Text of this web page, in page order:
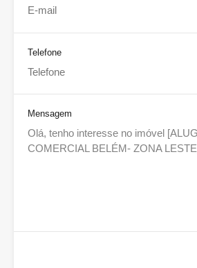
Telefone
Mensagem